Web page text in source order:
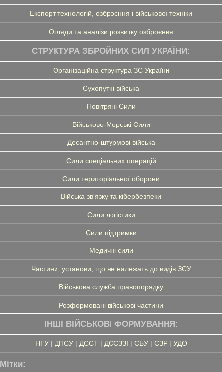
Експорт технологій, озброєння і військової техніки
Огляди та аналізи розвитку озброєння
СТРУКТУРА ЗБРОЙНИХ СИЛ УКРАЇНИ:
Організаційна структура ЗС України
Сухопутні війська
Повітряні Сили
Військово-Морські Сили
Десантно-штурмові війська
Сили спеціальних операцій
Сили територіальної оборони
Війська зв'язку та кібербезпеки
Сили логістики
Сили підтримки
Медичні сили
Частини, установи, що не належать до видів ЗСУ
Військова служба правопорядку
Розформовані військові частини
ІНШІ ВІЙСЬКОВІ ФОРМУВАННЯ:
НГУ| ДПСУ| ДССТ| ДССЗЗІ | СБУ| СЗР| УДО
Мітки: